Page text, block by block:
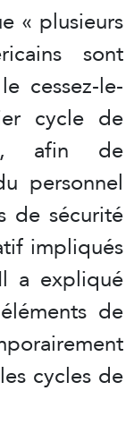
« plusieurs
sont
cessez-le-
cycle de
afin de
personnel
de sécurité
impliqués
a expliqué
de
cycles de